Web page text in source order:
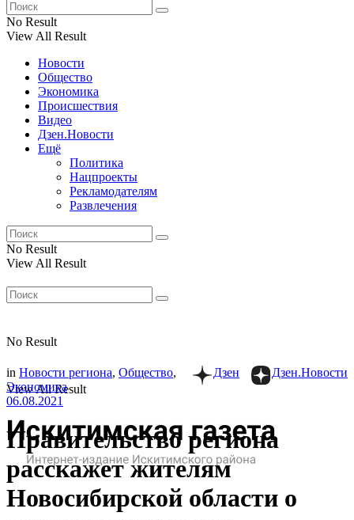
No Result
View All Result
Новости
Общество
Экономика
Происшествия
Видео
Дзен.Новости
Ещё
Политика
Нацпроекты
Рекламодателям
Развлечения
No Result
View All Result
No Result
View All Result
Дзен.Новости
Дзен
in Новости региона, Общество,
Экономика
06.08.2021
Правительство региона
расскажет жителям
Новосибирской области о